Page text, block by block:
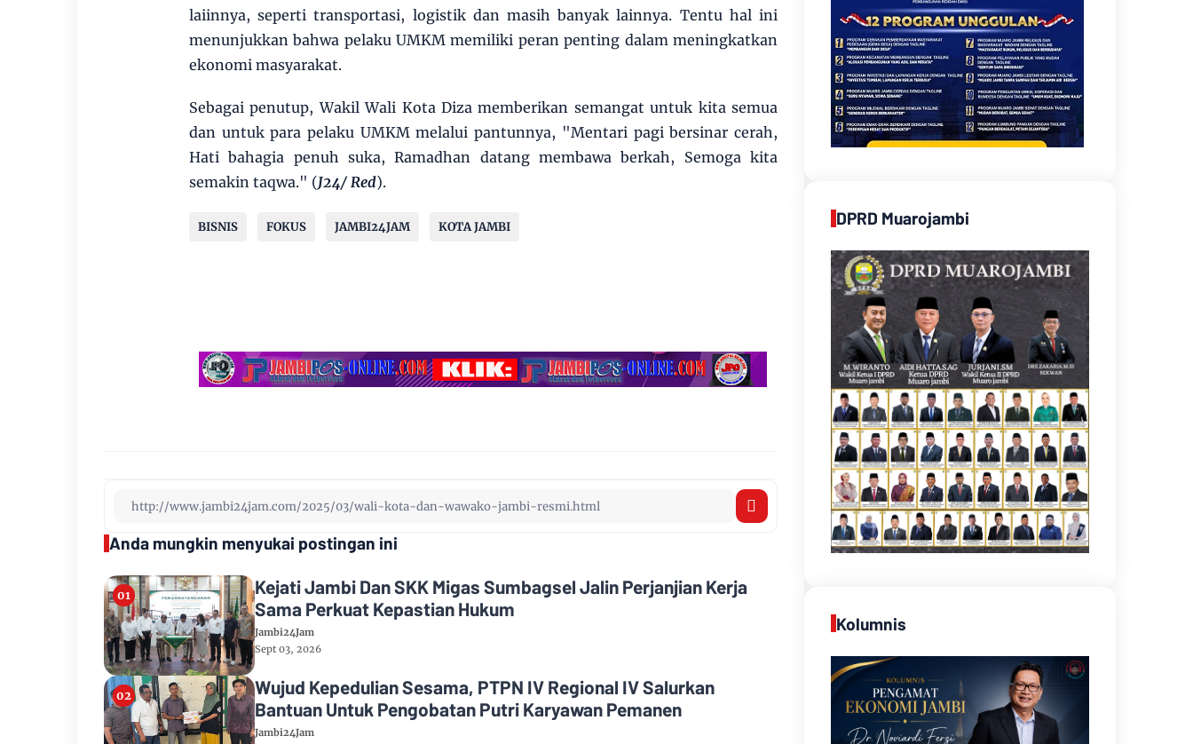
laiinnya, seperti transportasi, logistik dan masih banyak lainnya. Tentu hal ini
menunjukkan bahwa pelaku UMKM memiliki peran penting dalam meningkatkan
ekonomi masyarakat.
Sebagai penutup, Wakil Wali Kota Diza memberikan semangat untuk kita semua
dan untuk para pelaku UMKM melalui pantunnya, "Mentari pagi bersinar cerah,
Hati bahagia penuh suka, Ramadhan datang membawa berkah, Semoga kita
semakin taqwa." (J24/ Red).
BISNIS FOKUS JAMBI24JAM KOTA JAMBI
Anda mungkin menyukai postingan ini
Kejati Jambi Dan SKK Migas Sumbagsel Jalin Perjanjian Kerja
Sama Perkuat Kepastian Hukum
Jambi24Jam
Sept 03, 2026
Wujud Kepedulian Sesama, PTPN IV Regional IV Salurkan
Bantuan Untuk Pengobatan Putri Karyawan Pemanen
Jambi24Jam
DPRD Muarojambi
Kolumnis